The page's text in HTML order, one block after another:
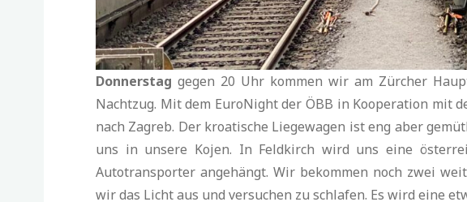
Donnerstag gegen 20 Uhr kommen wir am Zürcher
Nachtzug. Mit dem EuroNight der ÖBB in Kooperation mit
nach Zagreb. Der kroatische Liegewagen ist eng aber
uns in unsere Kojen. In Feldkirch wird uns eine
Autotransporter angehängt. Wir bekommen noch zwei
wir das Licht aus und versuchen zu schlafen. Es wird eine